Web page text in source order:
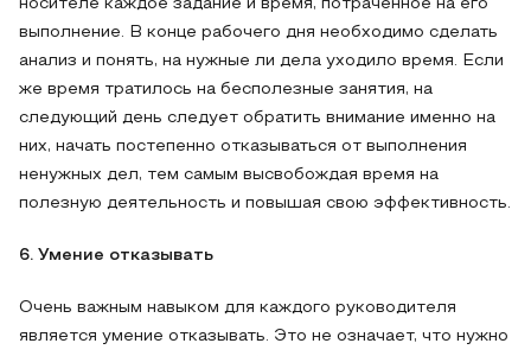
носителе каждое задание и время, потраченное на его
выполнение. В конце рабочего дня необходимо сделать
анализ и понять, на нужные ли дела уходило время. Если
же время тратилось на бесполезные занятия, на
следующий день следует обратить внимание именно на
них, начать постепенно отказываться от выполнения
ненужных дел, тем самым высвобождая время на
полезную деятельность и повышая свою эффективность.
6. Умение отказывать
Очень важным навыком для каждого руководителя
является умение отказывать. Это не означает, что нужно